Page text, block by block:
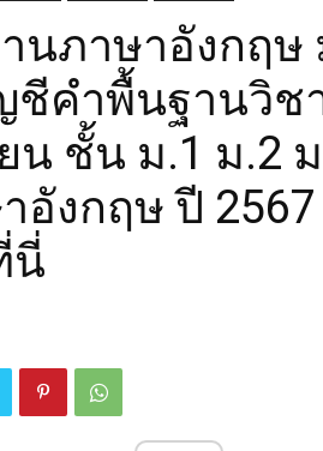
ภาษาอังกฤษ
ชีคําพื้นฐานวิช
น ชั้น ม.1 ม.2
อังกฤษ ปี
นี่